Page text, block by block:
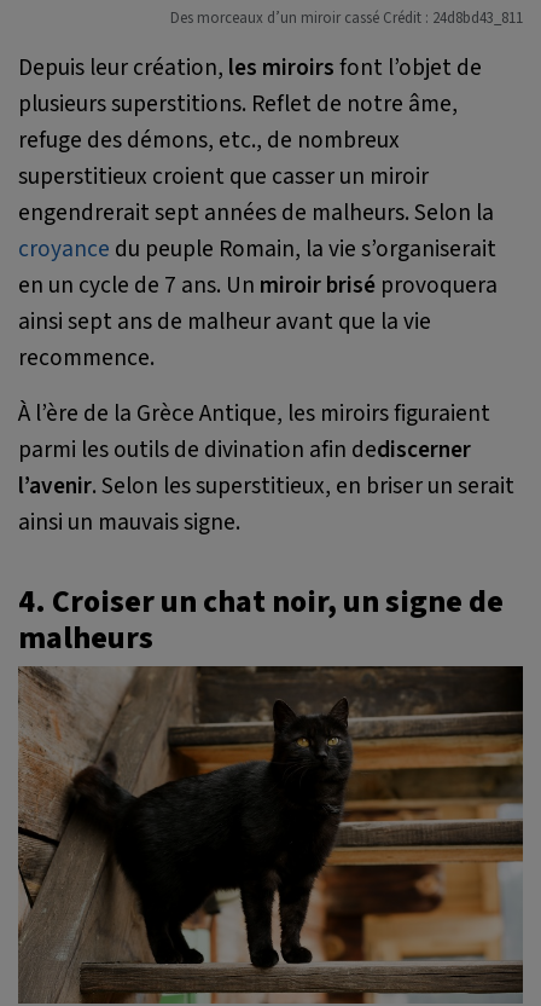
Des morceaux d’un miroir cassé Crédit : 24d8bd43_811
Depuis leur création, les miroirsfont l’objet de
plusieurs superstitions. Reflet de notre âme,
refuge des démons, etc., de nombreux
superstitieux croient que casser un miroir
engendrerait sept années de malheurs. Selon la
croyance du peuple Romain, la vie s’organiserait
en un cycle de 7 ans. Un miroir brisé provoquera
ainsi sept ans de malheur avant que la vie
recommence.
À l’ère de la Grèce Antique, les miroirs figuraient
parmi les outils de divination afin dediscerner
l’avenir. Selon les superstitieux, en briser un serait
ainsi un mauvais signe.
4. Croiser un chat noir, un signe de
malheurs